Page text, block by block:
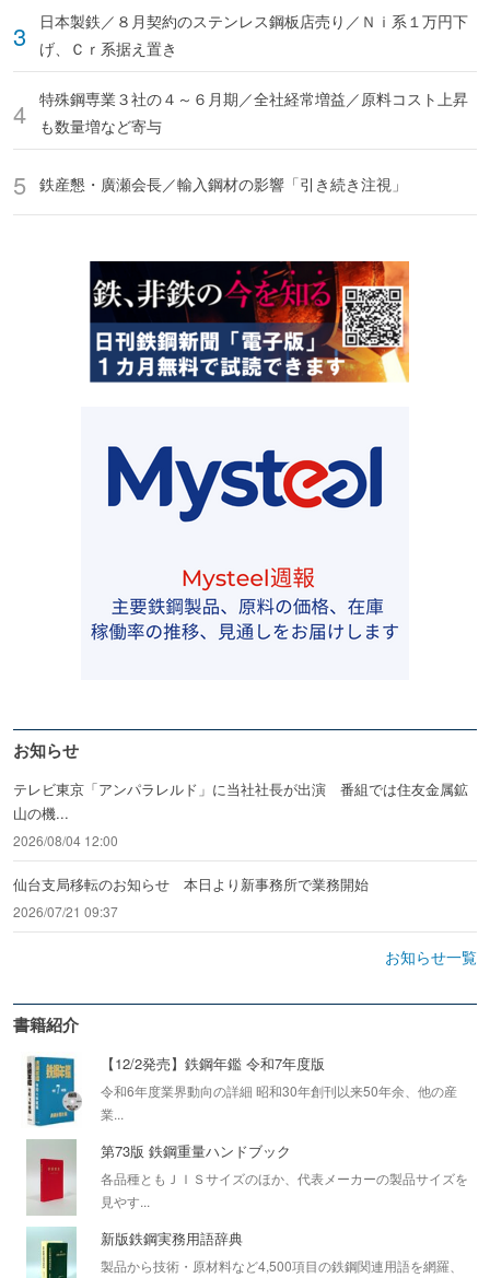
日本製鉄／８月契約のステンレス鋼板店売り／Ｎｉ系１万円下
げ、Ｃｒ系据え置き
特殊鋼専業３社の４～６月期／全社経常増益／原料コスト上昇
も数量増など寄与
鉄産懇・廣瀬会長／輸入鋼材の影響「引き続き注視」
お知らせ
テレビ東京「アンパラレルド」に当社社長が出演 番組では住友金属鉱
山の機...
2026/08/04 12:00
仙台支局移転のお知らせ 本日より新事務所で業務開始
2026/07/21 09:37
お知らせ一覧
書籍紹介
【12/2発売】鉄鋼年鑑 令和7年度版
令和6年度業界動向の詳細 昭和30年創刊以来50年余、他の産
業...
第73版 鉄鋼重量ハンドブック
各品種ともＪＩＳサイズのほか、代表メーカーの製品サイズを
見やす...
新版鉄鋼実務用語辞典
製品から技術・原材料など4,500項目の鉄鋼関連用語を網羅、